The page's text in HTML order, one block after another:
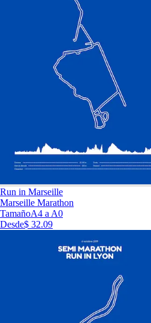
Run in Marseille
Marseille Marathon
TamañoA4 a A0
Desde$ 32.09